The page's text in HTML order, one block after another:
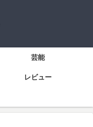
芸能
レビュー